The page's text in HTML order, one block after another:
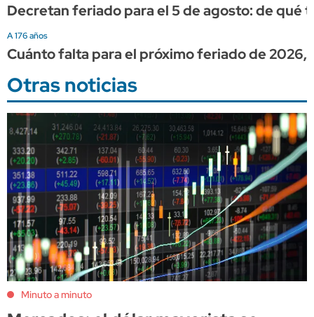
Decretan feriado para el 5 de agosto: de qué
A 176 años
Cuánto falta para el próximo feriado de 2026,
Otras noticias
Minuto a minuto